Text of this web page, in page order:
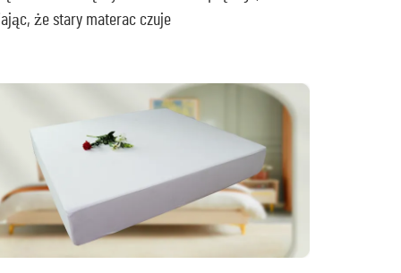
że stary materac czuje